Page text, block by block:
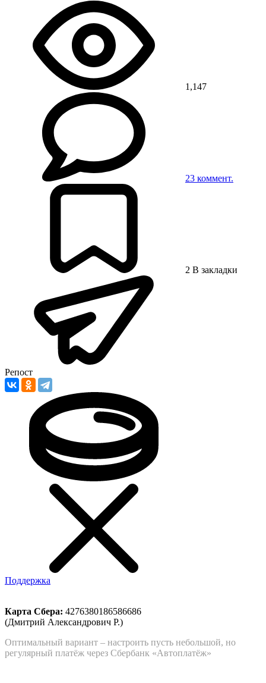
1,147
23 коммент.
2 В закладки
Репост
Поддержка
Карта Сбера: 4276380186586686
(Дмитрий Александрович Р.)
Оптимальный вариант – настроить пусть небольшой, но
регулярный платёж через Сбербанк «Автоплатёж»